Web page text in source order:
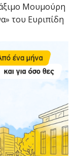
Μουμούρη
του Ευριπίδη